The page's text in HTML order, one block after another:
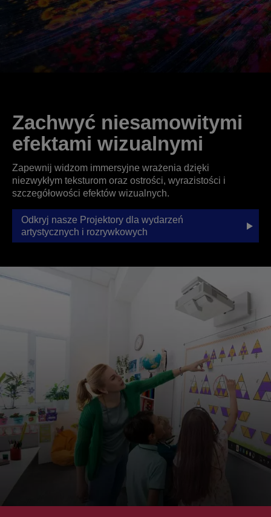
Zachwyć niesamowitymi
efektami wizualnymi
Zapewnij widzom immersyjne wrażenia dzięki
niezwykłym teksturom oraz ostrości, wyrazistości i
szczegółowości efektów wizualnych.
Odkryj nasze Projektory dla wydarzeń
artystycznych i rozrywkowych